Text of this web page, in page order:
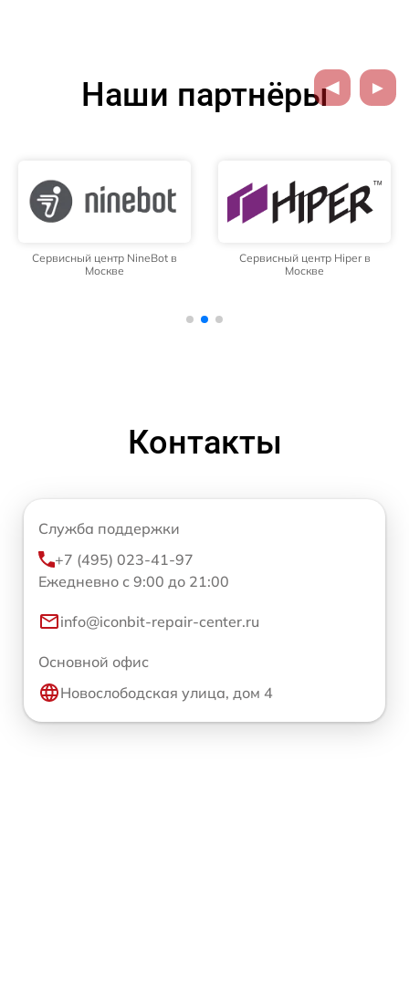
Наши партнёры
Сервисный центр NineBot в
Москве
Сервисный центр Hiper в
Москве
Контакты
Служба поддержки
+7 (495) 023-41-97
Ежедневно с 9:00 до 21:00
info@iconbit-repair-center.ru
Основной офис
Новослободская улица, дом 4